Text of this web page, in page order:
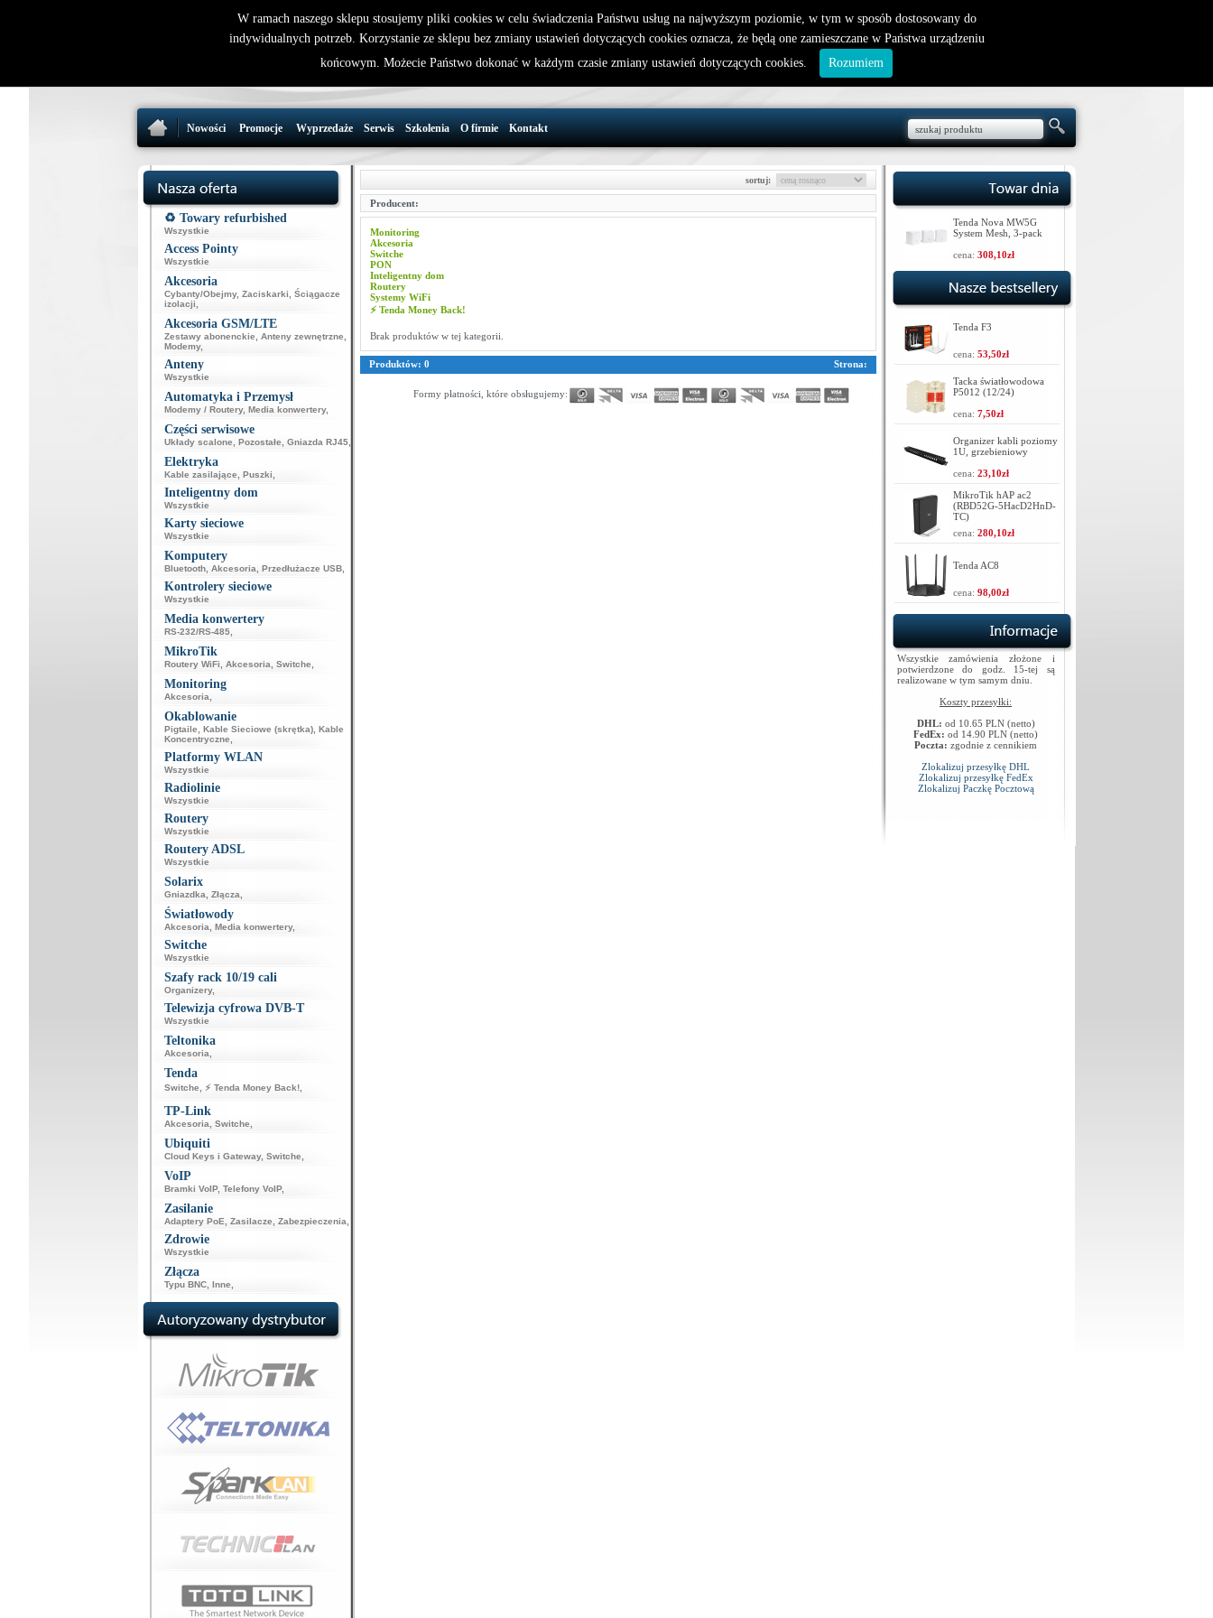
nowy klient
32 721 86 72
support@wirelesslan.com.pl
W koszyku jest 0 produktów(y)
Nowości Promocje Wyprzedaże Serwis Szkolenia O firmie Kontakt
♻️ Towary refurbished
Wszystkie
Access Pointy
Wszystkie
Akcesoria
Cybanty/Obejmy, Zaciskarki
Ściągacze
izolacji
Akcesoria GSM/LTE
Zestawy abonenckie Anteny zewnętrzne
Modemy,
Anteny
Wszystkie
Automatyka i Przemysł
Modemy / Routery, Media konwertery,
Części serwisowe
Układy scalone Pozostałe Gniazda RJ45,
Elektryka
Kable zasilające Puszki
Inteligentny dom
Wszystkie
Karty sieciowe
Wszystkie
Komputery
Bluetooth, Akcesoria Przedłużacze USB,
Kontrolery sieciowe
Wszystkie
Media konwertery
RS-232/RS-485,
MikroTik
Routery WiFi Akcesoria Switche
Monitoring
Akcesoria
Okablowanie
Pigtaile Kable Sieciowe (skrętka), Kable
Koncentryczne
Platformy WLAN
Wszystkie
Radiolinie
Wszystkie
Routery
Wszystkie
Routery ADSL
Wszystkie
Solarix
Gniazdka Złącza
Światłowody
Akcesoria Media konwertery,
Switche
Wszystkie
Szafy rack 10/19 cali
Organizery,
Telewizja cyfrowa DVB-T
Wszystkie
Teltonika
Akcesoria
Tenda
Switche ⚡ Tenda Money Back!,
TP-Link
Akcesoria Switche
Ubiquiti
Cloud Keys i Gateway, Switche
VoIP
Bramki VoIP, Telefony VoIP,
Zasilanie
Adaptery PoE Zasilacze Zabezpieczenia
Zdrowie
Wszystkie
Złącza
Typu BNC, Inne
sortuj:
Producent:
Monitoring
Akcesoria
Switche
PON
Inteligentny dom
Routery
Systemy WiFi
⚡ Tenda Money Back!
Brak produktów w tej kategorii.
Produktów: 0 Strona:
Formy płatności, które obsługujemy:
Tenda Nova MW5G
System Mesh, 3-pack
cena: 308,10zł
Tenda F3
cena: 53,50zł
Tacka światłowodowa
P5012 (12/24)
cena: 7,50zł
Organizer kabli poziomy
1U, grzebieniowy
cena: 23,10zł
MikroTik hAP ac2
(RBD52G-5HacD2HnD-
TC)
cena: 280,10zł
Tenda AC8
cena: 98,00zł
Wszystkie zamówienia złożone i
potwierdzone do godz. 15-tej są
realizowane w tym samym dniu.
Koszty przesyłki:
DHL: od 10.65 PLN (netto)
FedEx: od 14.90 PLN (netto)
Poczta: zgodnie z cennikiem
Zlokalizuj przesyłkę DHL
Zlokalizuj przesyłkę FedEx
Zlokalizuj Paczkę Pocztową
W ramach naszego sklepu stosujemy pliki cookies w celu świadczenia Państwu usług na najwyższym poziomie, w tym w sposób dostosowany do
indywidualnych potrzeb. Korzystanie ze sklepu bez zmiany ustawień dotyczących cookies oznacza, że będą one zamieszczane w Państwa urządzeniu
końcowym. Możecie Państwo dokonać w każdym czasie zmiany ustawień dotyczących cookies.
Rozumiem